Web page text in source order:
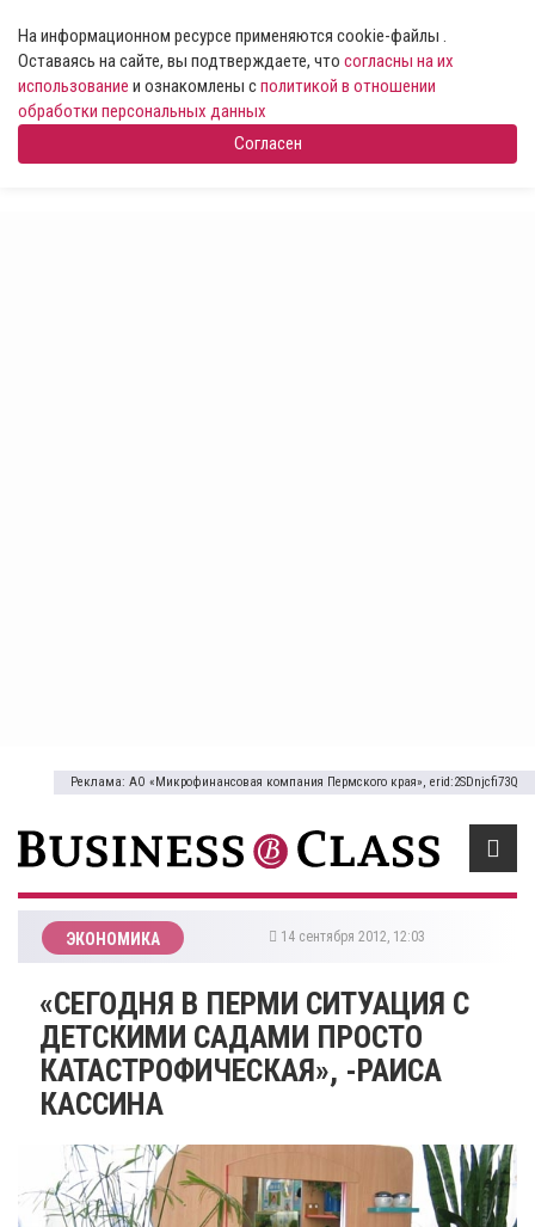
На информационном ресурсе применяются cookie-файлы .
Оставаясь на сайте, вы подтверждаете, что согласны на их
использование и ознакомлены сполитикой в отношении
обработки персональных данных
Согласен
Реклама: АО «Микрофинансовая компания Пермского края», erid:2SDnjcfi73Q
ЭКОНОМИКА 14 сентября 2012, 12:03
«СЕГОДНЯ В ПЕРМИ СИТУАЦИЯ С
ДЕТСКИМИ САДАМИ ПРОСТО
КАТАСТРОФИЧЕСКАЯ», -РАИСА
КАССИНА